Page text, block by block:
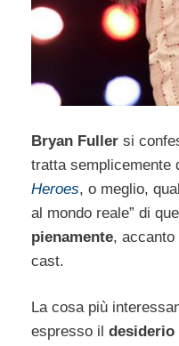
Bryan Fuller si
tratta semplicemente
Heroes, o meglio,
al mondo reale” di
pienamente, accanto
cast.
La cosa più
espresso il desiderio